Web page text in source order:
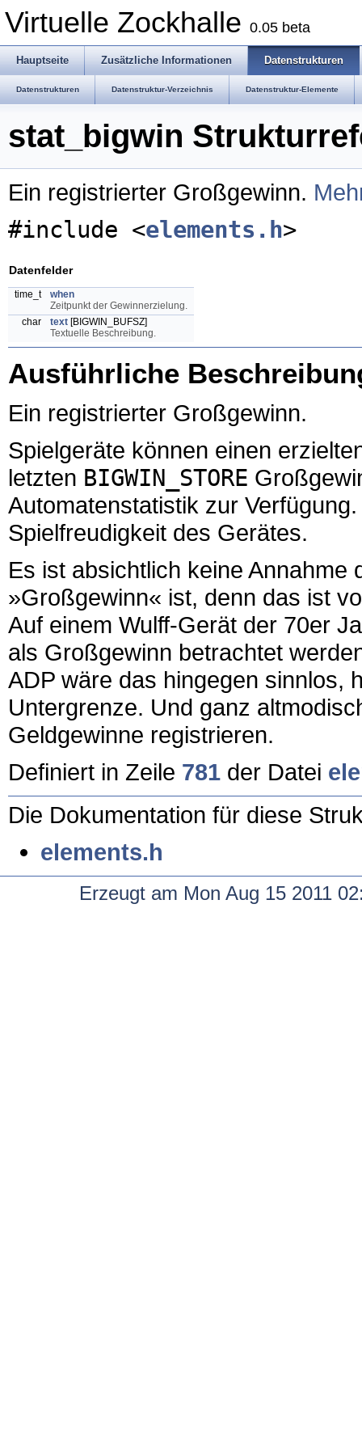
Virtuelle Zockhalle 0.05 beta
Hauptseite Zusätzliche Informationen Datenstrukturen
Datenstrukturen Datenstruktur-Verzeichnis Datenstruktur-Elemente
stat_bigwin
Ein registrierter Großgewinn.
#include <elements.h>
Datenfelder
time_t
when
Zeitpunkt der Gewinnerzielung.
char
text [BIGWIN_BUFSZ]
Textuelle Beschreibung.
Ausführliche
Ein registrierter Großgewinn.
Spielgeräte können einen
letzten BIGWIN_STORE
Automatenstatistik zur
Spielfreudigkeit des Gerätes.
Es ist absichtlich keine
»Großgewinn« ist, denn das ist
Auf einem Wulff-Gerät der 70er
als Großgewinn betrachtet
ADP wäre das hingegen sinnlos,
Untergrenze. Und ganz
Geldgewinne registrieren.
Definiert in Zeile 781 der Datei
Die Dokumentation für diese
elements.h
Erzeugt am Mon Aug 15 2011